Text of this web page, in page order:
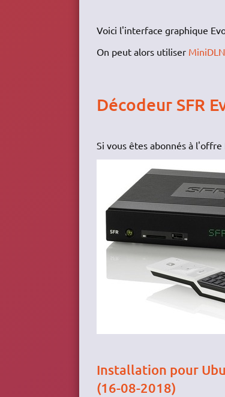
Voici l'interface graphique
On peut alors utiliser
Décodeur SFR
Si vous êtes abonnés à
Installation pour
(16-08-2018)